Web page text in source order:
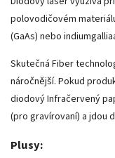
polovodičovém
(GaAs) nebo
Skutečná Fiber
náročnější. Pokud
diodový Infračervený
(pro gravírovaní) a jdou
Plusy: